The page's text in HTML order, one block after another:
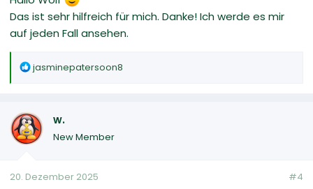
Du kannst Dir das auf meinem Youtube-Kanal ( @ wolf-
lupus. LOGO Pinguin)
ansehen.
übertragen.....
LG Wolf
Das ist sehr hilfreich für mich. Danke! Ich werde es mir
auf jeden Fall ansehen.
R
t
i
e
jasminepatersoon8
w.
New Member
20. Dezember 2025 #4